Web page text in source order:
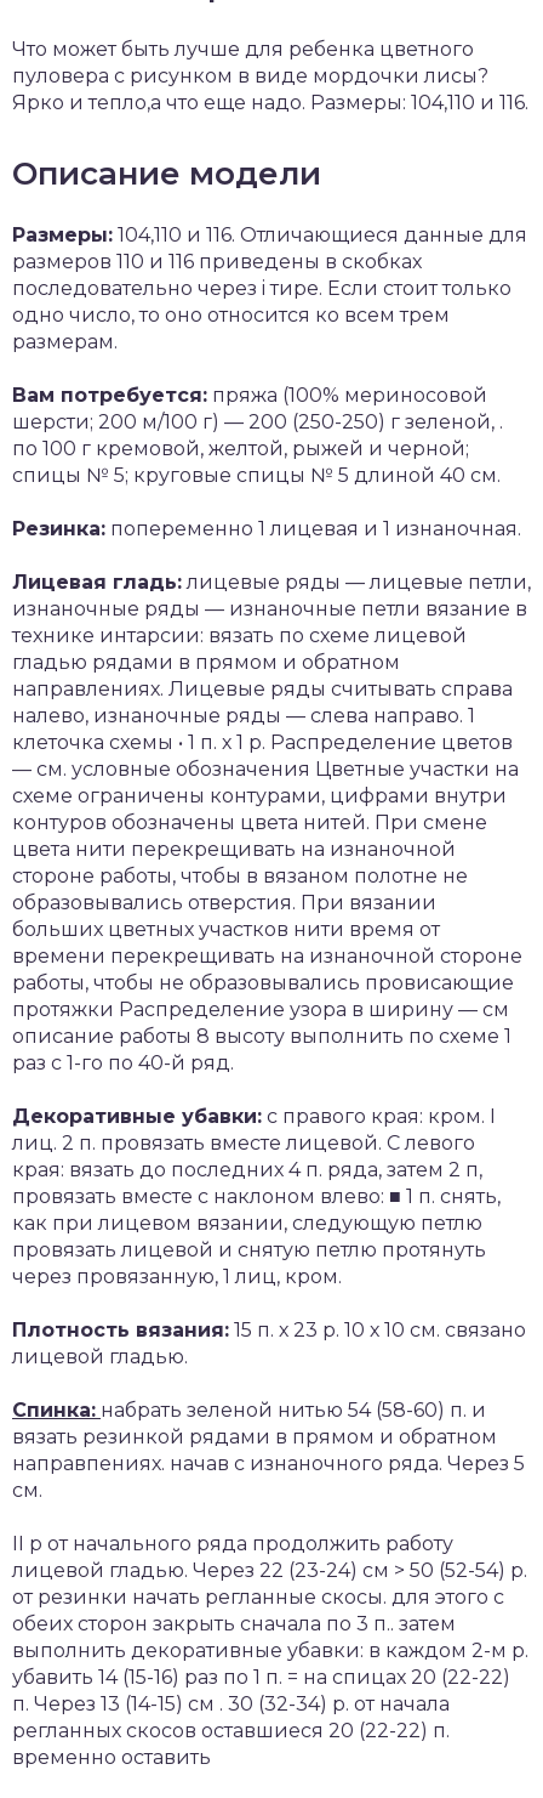
Что может быть лучше для ребенка цветного
пуловера с рисунком в виде мордочки лисы?
Ярко и тепло,а что еще надо. Размеры: 104,110 и 116.
Описание модели
Размеры: 104,110 и 116. Отличающиеся данные для
размеров 110 и 116 приведены в скобках
последовательно через i тире. Если стоит только
одно число, то оно относится ко всем трем
размерам.
Вам потребуется: пряжа (100% мериносовой
шерсти; 200 м/100 г) — 200 (250-250) г зеленой, .
по 100 г кремовой, желтой, рыжей и черной;
спицы № 5; круговые спицы № 5 длиной 40 см.
Резинка: попеременно 1 лицевая и 1 изнаночная.
Лицевая гладь:лицевые ряды — лицевые петли,
изнаночные ряды — изнаночные петли вязание в
технике интарсии: вязать по схеме лицевой
гладью рядами в прямом и обратном
направлениях. Лицевые ряды считывать справа
налево, изнаночные ряды — слева направо. 1
клеточка схемы • 1 п. х 1 р. Распределение цветов
— см. условные обозначения Цветные участки на
схеме ограничены контурами, цифрами внутри
контуров обозначены цвета нитей. При смене
цвета нити перекрещивать на изнаночной
стороне работы, чтобы в вязаном полотне не
образовывались отверстия. При вязании
больших цветных участков нити время от
времени перекрещивать на изнаночной стороне
работы, чтобы не образовывались провисающие
протяжки Распределение узора в ширину — см
описание работы 8 высоту выполнить по схеме 1
раз с 1-го по 40-й ряд.
Декоративные убавки: с правого края: кром. I
лиц. 2 п. провязать вместе лицевой. С левого
края: вязать до последних 4 п. ряда, затем 2 п,
провязать вместе с наклоном влево: ■ 1 п. снять,
как при лицевом вязании, следующую петлю
провязать лицевой и снятую петлю протянуть
через провязанную, 1 лиц, кром.
Плотность вязания: 15 п. х 23 р. 10 х 10 см. связано
лицевой гладью.
Спинка: набрать зеленой нитью 54 (58-60) п. и
вязать резинкой рядами в прямом и обратном
направпениях. начав с изнаночного ряда. Через 5
см.
II р от начального ряда продолжить работу
лицевой гладью. Через 22 (23-24) см > 50 (52-54) р.
от резинки начать регланные скосы. для этого с
обеих сторон закрыть сначала по 3 п.. затем
выполнить декоративные убавки: в каждом 2-м р.
убавить 14 (15-16) раз по 1 п. = на спицах 20 (22-22)
п. Через 13 (14-15) см . 30 (32-34) р. от начала
регланных скосов оставшиеся 20 (22-22) п.
временно оставить